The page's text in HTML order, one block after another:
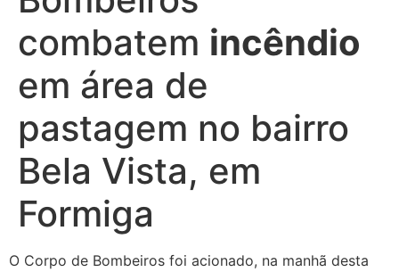
combatem incêndio
em área de
pastagem no bairro
Bela Vista, em
Formiga
O Corpo de Bombeiros foi acionado, na manhã desta